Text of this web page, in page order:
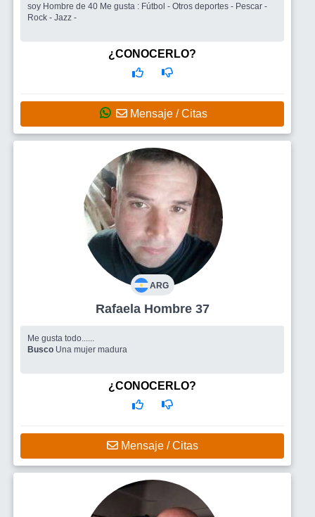
soy Hombre de 40 Me gusta : Fútbol - Otros deportes - Pescar -
Rock - Jazz -
¿CONOCERLO?
Mensaje / Citas
ARG
Rafaela Hombre 37
Me gusta todo......
Busco Una mujer madura
¿CONOCERLO?
Mensaje / Citas